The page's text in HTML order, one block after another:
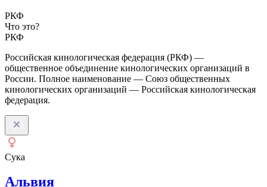
РКФ
Что это?
РКФ
Российская кинологическая федерация (РКФ) —
общественное объединение кинологических организаций в
России. Полное наименование — Союз общественных
кинологических организаций — Российская кинологическая
федерация.
Сука
Альвия